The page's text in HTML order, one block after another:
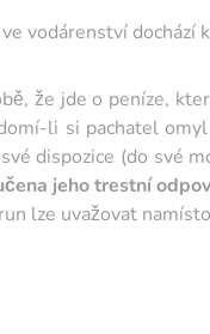
vodárenství
že jde o peníze,
li si pachatel
dispozice (do své
jeho trestní
lze uvažovat